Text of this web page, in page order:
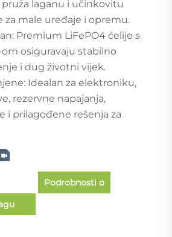
pruža laganu i učinkovitu
za male uređaje i opremu.
Premium LiFePO4 ćelije s
osiguravaju stabilno
i dug životni vijek.
Idealan za elektroniku,
rezervne napajanja,
i prilagođene rešenja za
Podrobnosti o